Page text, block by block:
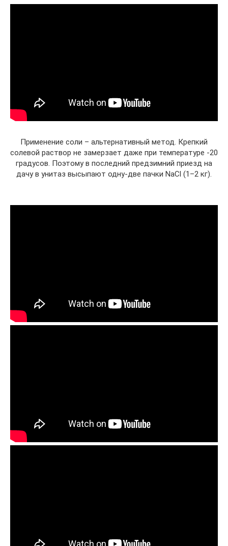
Применение соли – альтернативный метод. Крепкий
солевой раствор не замерзает даже при температуре -20
градусов. Поэтому в последний предзимний приезд на
дачу в унитаз высыпают одну-две пачки NaCl (1–2 кг).